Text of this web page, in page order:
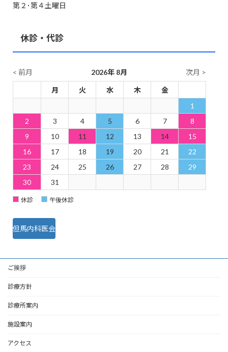
第２･第４土曜日
休診・代診
< 前月 2026年 8月 次月 >
月 火 水 木 金
1
2
3 4 5 6 7
8
9
10 11 12 13 14
15
16
17 18 19 20 21
22
23
24 25 26 27 28
29
30
31
休診 午後休診
但馬内科医会
ご挨拶
診療方針
診療所案内
施設案内
アクセス